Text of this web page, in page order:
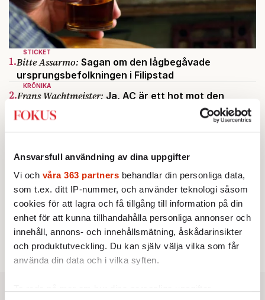
Ansvarsfull användning av dina uppgifter
Vi och våra 363 partners behandlar din personliga data,
som t.ex. ditt IP-nummer, och använder teknologi såsom
cookies för att lagra och få tillgång till information på din
enhet för att kunna tillhandahålla personliga annonser och
innehåll, annons- och innehållsmätning, åskådarinsikter
och produktutveckling. Du kan själv välja vilka som får
använda din data och i vilka syften.
STICKET
1.Bitte Assarmo: Sagan om den lågbegåvade
ursprungsbefolkningen i Filipstad
KRÖNIKA
2.Frans Wachtmeister: Ja, AC är ett hot mot den
franska civilisationen
KRÖNIKA
3.Sakine Madon:Efter islamistdådet oroar sig
KRÖNIKA
4.Nina Lekander:På ”Kommunisthögskolan” drömde
alla om att vara arbetarklass
STICKET
5.Dan Korn: Quisling, quislingar och sten i glashus
STICKET
6.Johan Romin:Andersson, hur ska du få ihop det
här?